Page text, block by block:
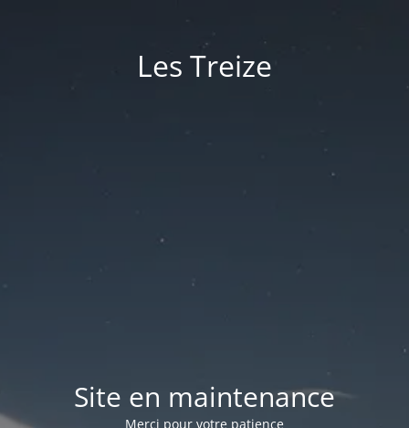
Les Treize
Site en maintenance
Merci pour votre patience